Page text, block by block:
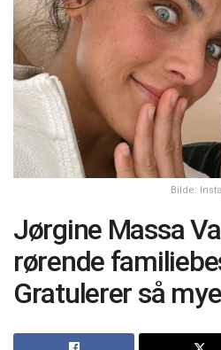
Bilde:
Jørgine Massa
rørende
Gratulerer så mye